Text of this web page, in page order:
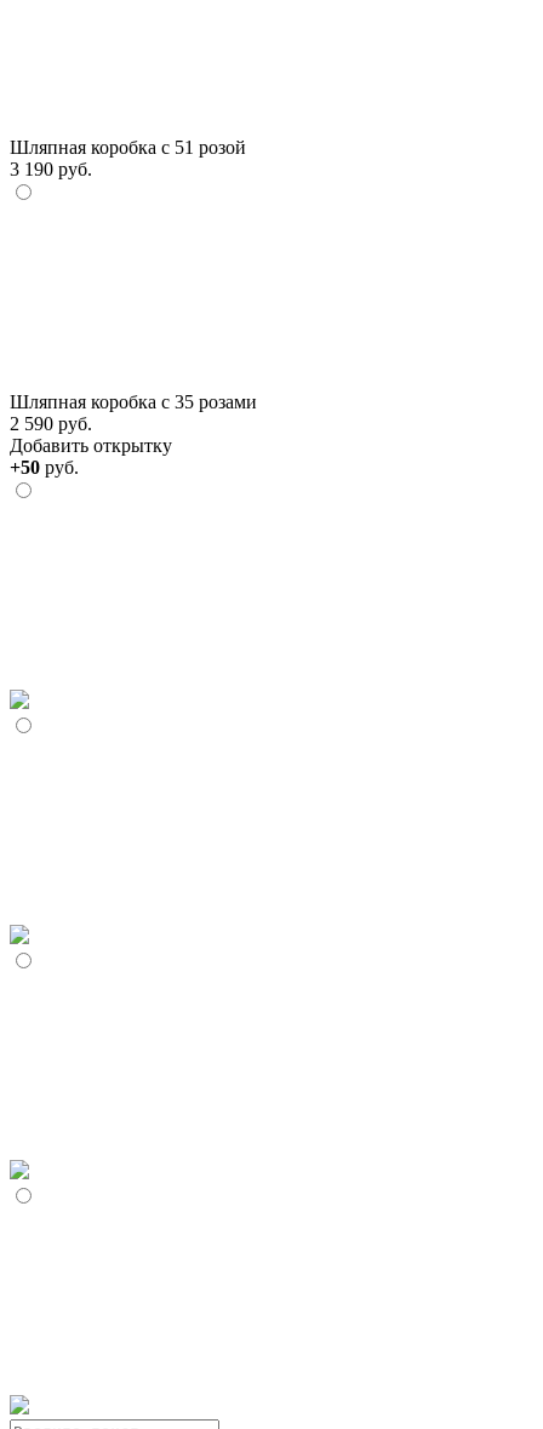
Шляпная коробка с 51 розой
3 190 руб.
Шляпная коробка с 35 розами
2 590 руб.
Добавить открытку
+50 руб.